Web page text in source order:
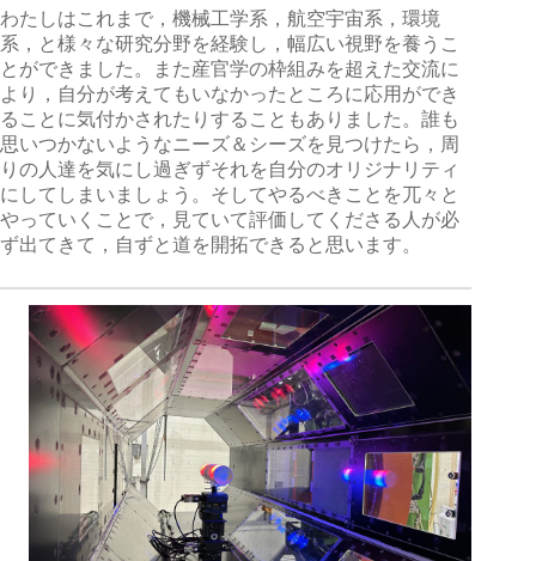
わたしはこれまで，機械工学系，航空宇宙系，環境
系，と様々な研究分野を経験し，幅広い視野を養うこ
とができました。また産官学の枠組みを超えた交流に
より，自分が考えてもいなかったところに応用ができ
ることに気付かされたりすることもありました。誰も
思いつかないようなニーズ＆シーズを見つけたら，周
りの人達を気にし過ぎずそれを自分のオリジナリティ
にしてしまいましょう。そしてやるべきことを兀々と
やっていくことで，見ていて評価してくださる人が必
ず出てきて，自ずと道を開拓できると思います。